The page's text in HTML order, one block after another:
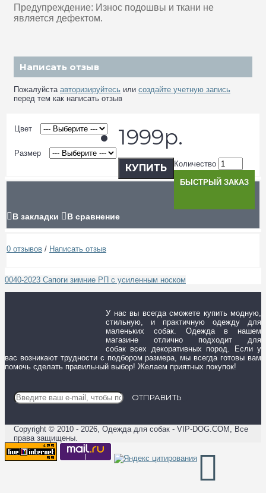
Предупреждение: Износ подошвы и ткани не
является дефектом.
Написать отзыв
Пожалуйста авторизируйтесь или создайте учетную запись
перед тем как написать отзыв
Цвет
Размер
1999р.
Количество
КУПИТЬ
БЫСТРЫЙ ЗАКАЗ
В закладки В сравнение
0 отзывов / Написать отзыв
0040-2023 Сапоги зимние РП с усиленным носком
У нас вы всегда сможете купить модную,
стильную, и практичную одежду для
маленьких собак. Одежда в нашем
магазине отлично подходит для
собак всех декоративных пород. Если у
вас возникают трудности с подбором размера, мы всегда готовы вам
помочь сделать правильный выбор! Желаем приятных покупок!
ОТПРАВИТЬ
Copyright © 2010 - 2026, Одежда для собак - VIP-DOG.COM, Все
права защищены.